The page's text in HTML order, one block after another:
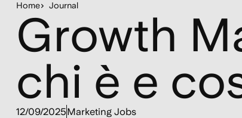
Home Journal
Growth
chi è e
12/09/2025Marketing Jobs